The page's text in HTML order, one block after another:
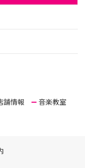
舗情報
音楽教室